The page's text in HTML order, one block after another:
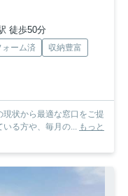
徒歩50分
ォーム済
収納豊富
状から最適な窓口をご提
る方や、毎月の... もっと